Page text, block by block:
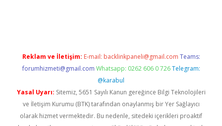
Reklam ve İletişim: E-mail: backlinkpaneli@gmail.com Teams:
forumhizmeti@gmail.com Whatsapp: 0262 606 0 726 Telegram:
@karabul
Yasal Uyarı: Sitemiz, 5651 Sayılı Kanun gereğince Bilgi Teknolojileri
ve İletişim Kurumu (BTK) tarafından onaylanmış bir Yer Sağlayıcı
olarak hizmet vermektedir. Bu nedenle, sitedeki içerikleri proaktif